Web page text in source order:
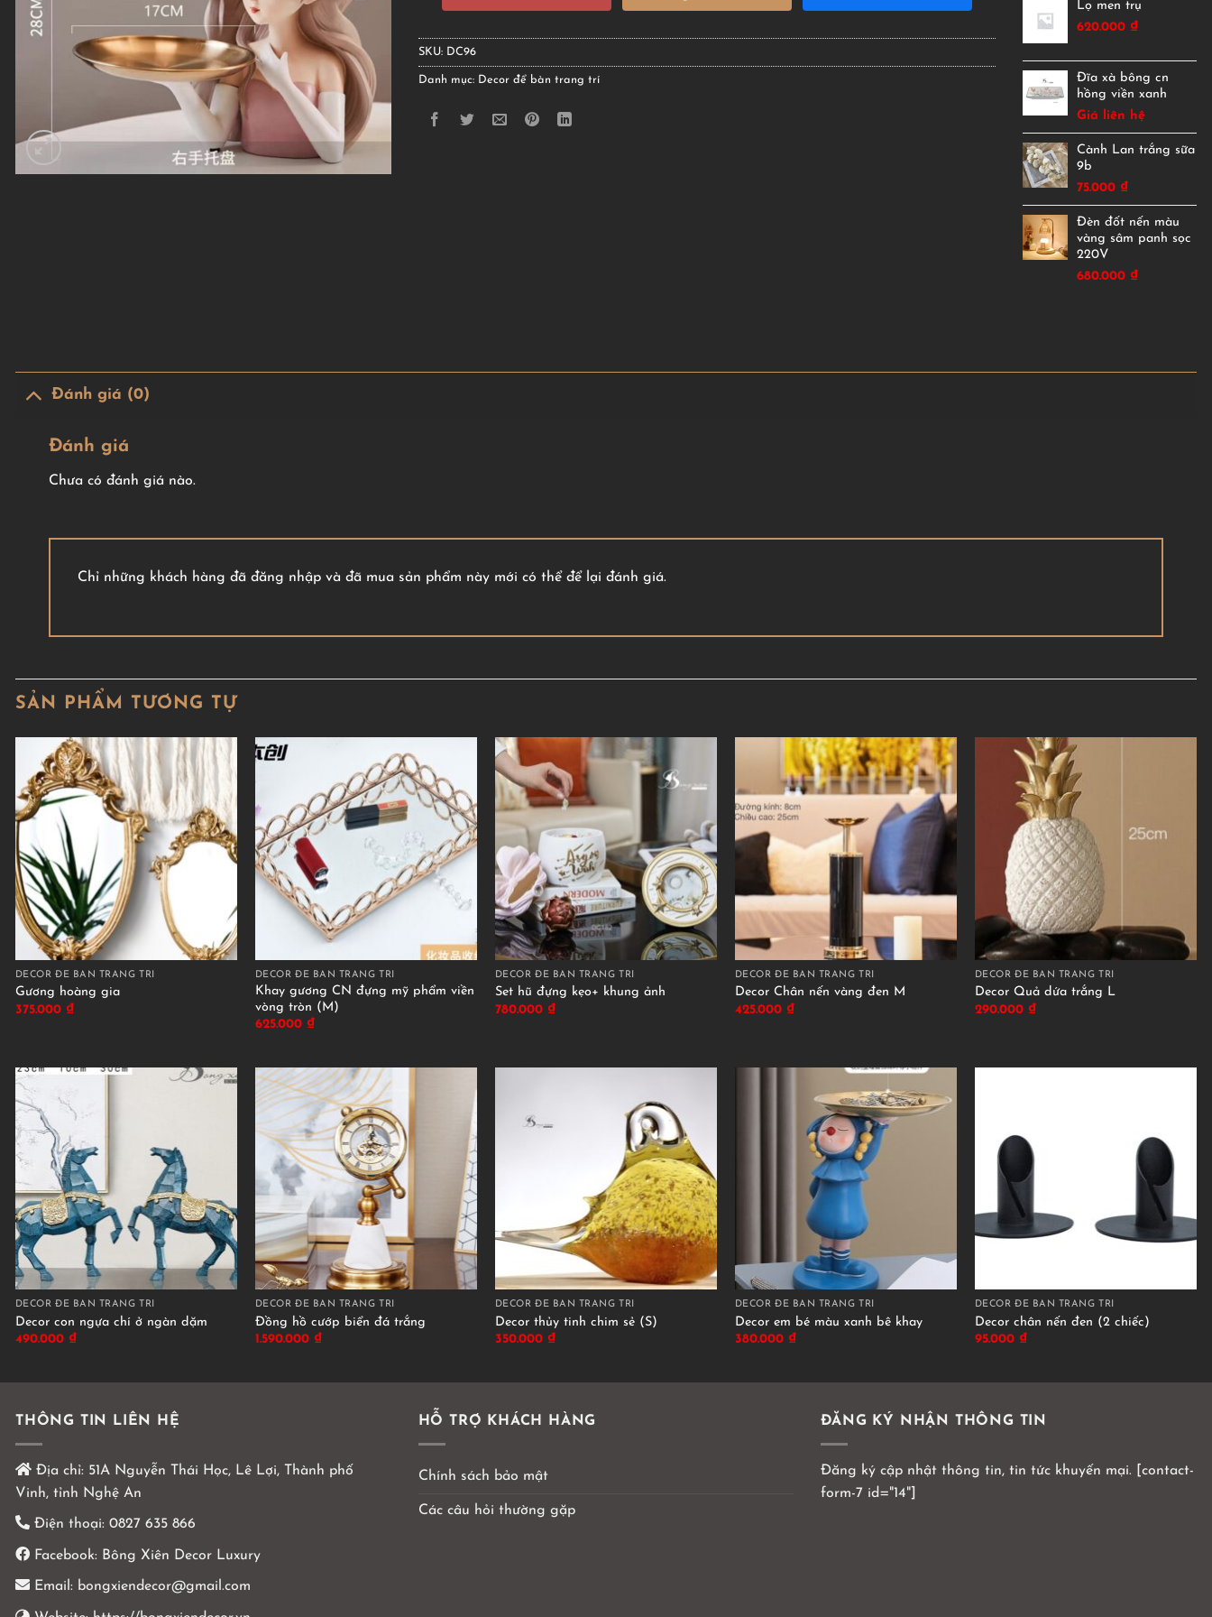
SKU: DC96
Danh mục: Decor để bàn trang trí
Lọ men trụ
620.000 ₫
Đĩa xà bông cn
hồng viền xanh
Giá liên hệ
Cành Lan trắng sữa
9b
75.000 ₫
Đèn đốt nến màu
vàng sâm panh sọc
220V
680.000 ₫
Đánh giá (0)
Đánh giá
Chưa có đánh giá nào.
Chỉ những khách hàng đã đăng nhập và đã mua sản phẩm này mới có thể để lại đánh giá.
SẢN PHẨM TƯƠNG TỰ
DECOR ĐỂ BÀN TRANG TRÍ
Gương hoàng gia
375.000 ₫
DECOR ĐỂ BÀN TRANG TRÍ
Khay gương CN đựng mỹ phẩm viền
vòng tròn (M)
625.000 ₫
DECOR ĐỂ BÀN TRANG TRÍ
Set hũ đựng kẹo+ khung ảnh
780.000 ₫
DECOR ĐỂ BÀN TRANG TRÍ
Decor Chân nến vàng đen M
425.000 ₫
DECOR ĐỂ BÀN TRANG TRÍ
Decor Quả dứa trắng L
290.000 ₫
DECOR ĐỂ BÀN TRANG TRÍ
Decor con ngựa chí ở ngàn dặm
490.000 ₫
DECOR ĐỂ BÀN TRANG TRÍ
Đồng hồ cướp biển đá trắng
1.590.000 ₫
DECOR ĐỂ BÀN TRANG TRÍ
Decor thủy tinh chim sẻ (S)
350.000 ₫
DECOR ĐỂ BÀN TRANG TRÍ
Decor em bé màu xanh bê khay
380.000 ₫
DECOR ĐỂ BÀN TRANG TRÍ
Decor chân nến đen (2 chiếc)
95.000 ₫
THÔNG TIN LIÊN HỆ
Địa chỉ: 51A Nguyễn Thái Học, Lê Lợi, Thành phố
Vinh, tỉnh Nghệ An
Điện thoại: 0827 635 866
Facebook: Bông Xiên Decor Luxury
Email: bongxiendecor@gmail.com
HỖ TRỢ KHÁCH HÀNG
Chính sách bảo mật
Các câu hỏi thường gặp
ĐĂNG KÝ NHẬN THÔNG TIN
Đăng ký cập nhật thông tin, tin tức khuyến mại. [contact-
form-7 id="14"]